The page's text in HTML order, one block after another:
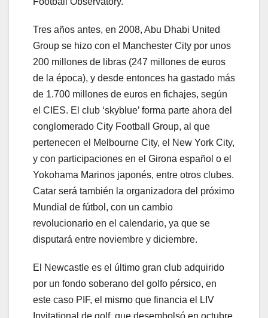
Tres años antes, en 2008, Abu Dhabi United
Group se hizo con el Manchester City por unos
200 millones de libras (247 millones de euros
de la época), y desde entonces ha gastado más
de 1.700 millones de euros en fichajes, según
el CIES. El club ‘skyblue’ forma parte ahora del
conglomerado City Football Group, al que
pertenecen el Melbourne City, el New York City,
y con participaciones en el Girona español o el
Yokohama Marinos japonés, entre otros clubes.
Catar será también la organizadora del próximo
Mundial de fútbol, con un cambio
revolucionario en el calendario, ya que se
disputará entre noviembre y diciembre.
El Newcastle es el último gran club adquirido
por un fondo soberano del golfo pérsico, en
este caso PIF, el mismo que financia el LIV
Invitational de golf, que desembolsó en octubre